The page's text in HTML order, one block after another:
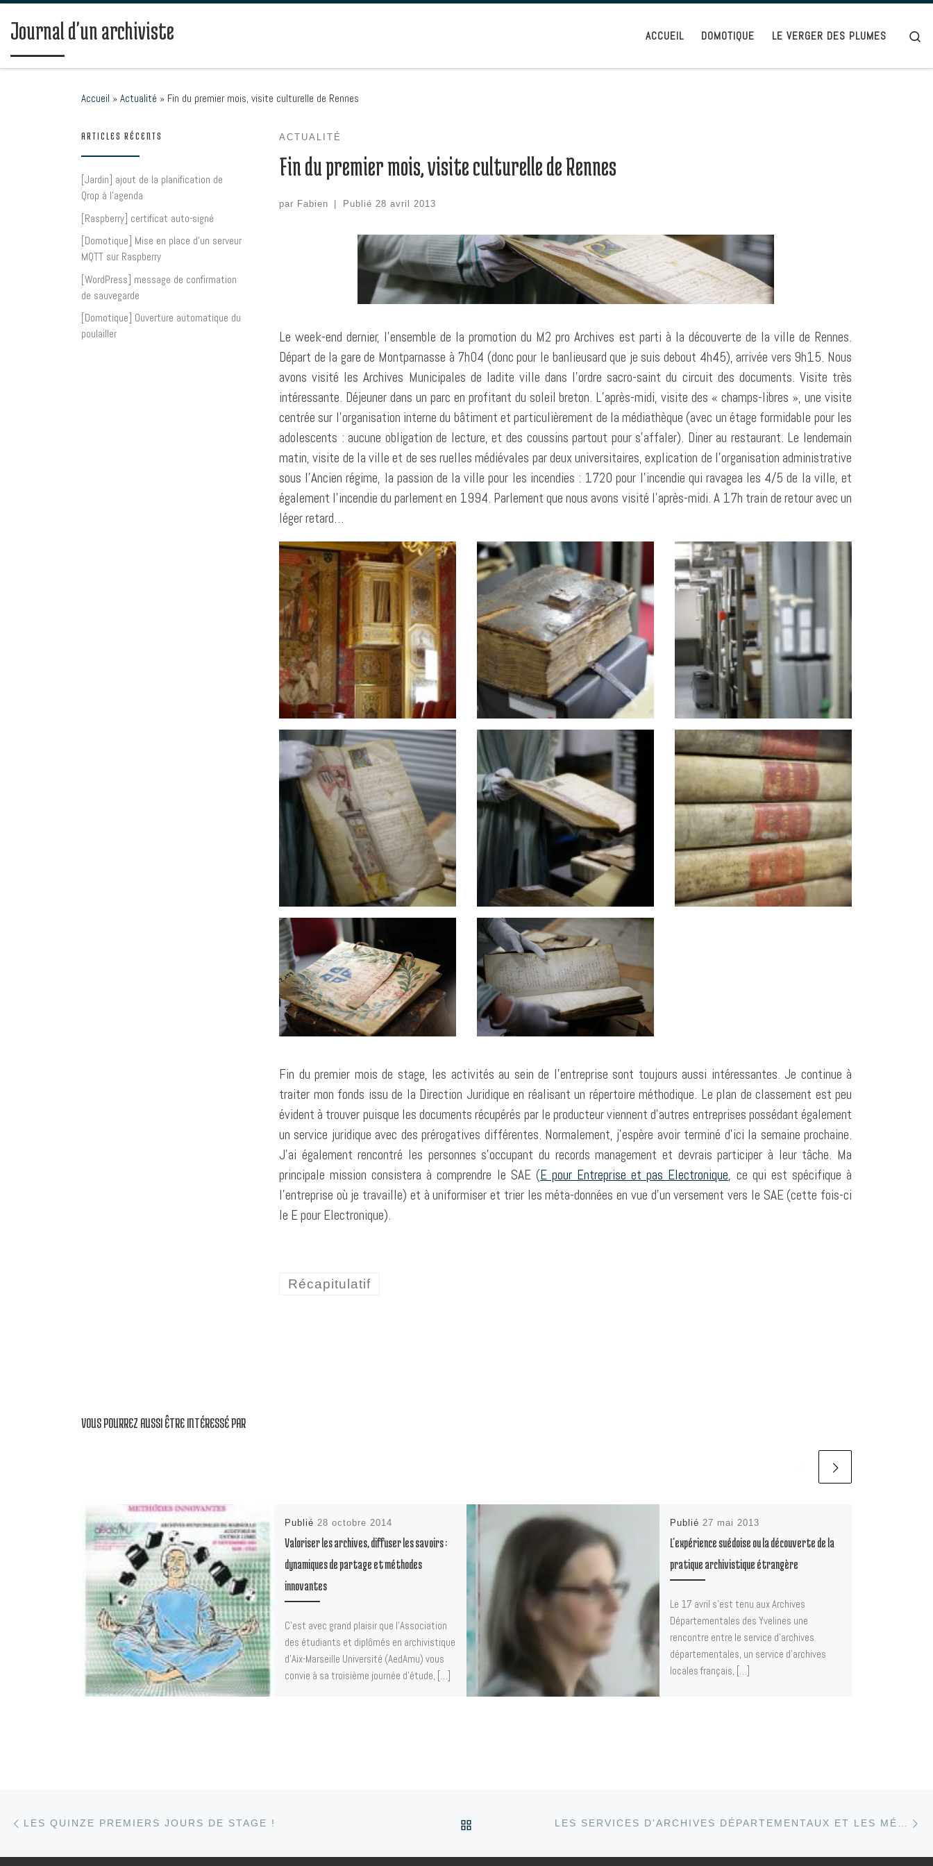
Passer au contenu
Journal d'un archiviste ACCUEIL DOMOTIQUE LE VERGER DES PLUMES
Accueil » Actualité » Fin du premier mois, visite culturelle de Rennes
ACTUALITÉ
Fin du premier mois, visite culturelle de Rennes
par Fabien | Publié 28 avril 2013
Le week-end dernier, l’ensemble de la promotion du M2 pro Archives est parti à la découverte de la ville de Rennes.
Départ de la gare de Montparnasse à 7h04 (donc pour le banlieusard que je suis debout 4h45), arrivée vers 9h15. Nous
avons visité les Archives Municipales de ladite ville dans l’ordre sacro-saint du circuit des documents. Visite très
intéressante. Déjeuner dans un parc en profitant du soleil breton. L’après-midi, visite des « champs-libres », une visite
centrée sur l’organisation interne du bâtiment et particulièrement de la médiathèque (avec un étage formidable pour les
adolescents : aucune obligation de lecture, et des coussins partout pour s’affaler). Diner au restaurant. Le lendemain
matin, visite de la ville et de ses ruelles médiévales par deux universitaires, explication de l’organisation administrative
sous l’Ancien régime, la passion de la ville pour les incendies : 1720 pour l’incendie qui ravagea les 4/5 de la ville, et
également l’incendie du parlement en 1994. Parlement que nous avons visité l’après-midi. A 17h train de retour avec un
léger retard…
Fin du premier mois de stage, les activités au sein de l’entreprise sont toujours aussi intéressantes. Je continue à
traiter mon fonds issu de la Direction Juridique en réalisant un répertoire méthodique. Le plan de classement est peu
évident à trouver puisque les documents récupérés par le producteur viennent d’autres entreprises possédant également
un service juridique avec des prérogatives différentes. Normalement, j’espère avoir terminé d’ici la semaine prochaine.
J’ai également rencontré les personnes s’occupant du records management et devrais participer à leur tâche. Ma
principale mission consistera à comprendre le SAE (E pour Entreprise et pas Electronique, ce qui est spécifique à
l’entreprise où je travaille) et à uniformiser et trier les méta-données en vue d’un versement vers le SAE (cette fois-ci
le E pour Electronique).
Récapitulatif
VOUS POURREZ AUSSI ÊTRE INTÉRESSÉ PAR
Publié 28 octobre 2014
Valoriser les archives, diffuser les savoirs :
dynamiques de partage et méthodes
innovantes
C’est avec grand plaisir que l’Association
des étudiants et diplômés en archivistique
d’Aix-Marseille Université (AedAmu) vous
convie à sa troisième journée d’étude, […]
Publié 27 mai 2013
L’expérience suédoise ou la découverte de la
pratique archivistique étrangère
Le 17 avril s’est tenu aux Archives
Départementales des Yvelines une
rencontre entre le service d’archives
départementales, un service d’archives
locales français, […]
ARTICLES RÉCENTS
[Jardin] ajout de la planification de
Qrop à l’agenda
[Raspberry] certificat auto-signé
[Domotique] Mise en place d’un serveur
MQTT sur Raspberry
[WordPress] message de confirmation
de sauvegarde
[Domotique] Ouverture automatique du
poulailler
Parcourir les articles
LES QUINZE PREMIERS JOURS DE STAGE ! RETOUR À LA LISTE DES ARTICLES LES SERVICES D’ARCHIVES DÉPARTEMENTAUX ET LES MÉDIAS SOCIAUX